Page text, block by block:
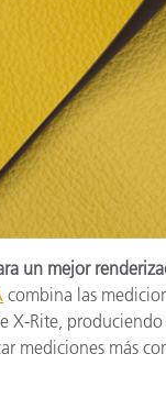
un mejor
combina las
X-Rite, produciendo
mediciones más